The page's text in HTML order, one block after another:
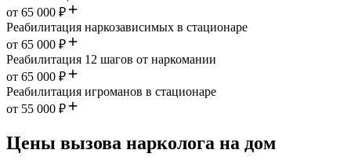
от 65 000 ₽
Реабилитация наркозависимых в стационаре
от 65 000 ₽
Реабилитация 12 шагов от наркомании
от 65 000 ₽
Реабилитация игроманов в стационаре
от 55 000 ₽
Цены вызова нарколога на дом